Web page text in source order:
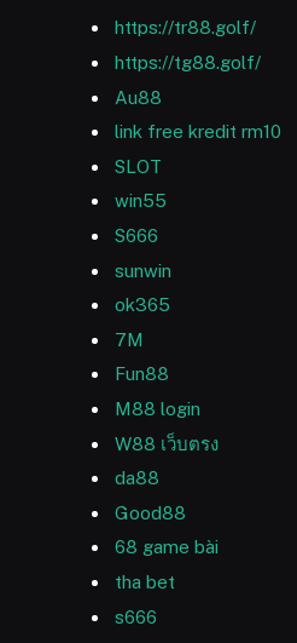
https://tr88.golf/
https://tg88.golf/
Au88
link free kredit rm10
SLOT
win55
S666
sunwin
ok365
7M
Fun88
M88 login
W88 เว็บตรง
da88
Good88
68 game bài
tha bet
s666